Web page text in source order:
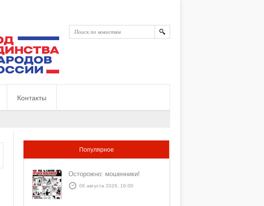
Контакты
Популярное
Осторожно: мошенники!
06 августа 2026, 16:00